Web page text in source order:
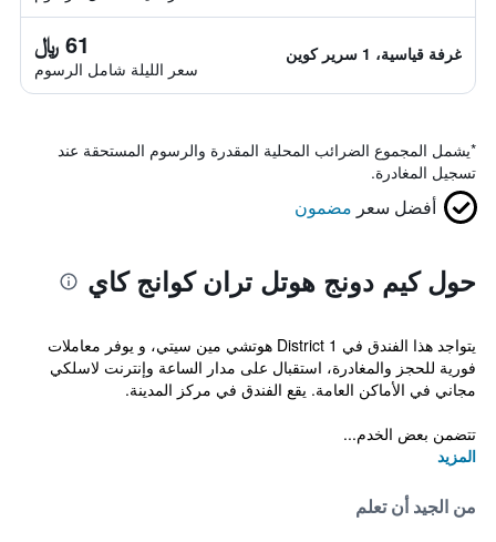
غرفة قياسية، 1 سرير كوين 61 ﷼
سعر الليلة شامل الرسوم
*يشمل المجموع الضرائب المحلية المقدرة والرسوم المستحقة عند
تسجيل المغادرة.
أفضل سعر مضمون
حول كيم دونج هوتل تران كوانج كاي
يتواجد هذا الفندق في District 1 هوتشي مين سيتي، و يوفر معاملات
فورية للحجز والمغادرة، استقبال على مدار الساعة وإنترنت لاسلكي
مجاني في الأماكن العامة. يقع الفندق في مركز المدينة.
تتضمن بعض الخدم...
المزيد
من الجيد أن تعلم